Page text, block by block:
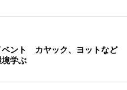
ベント カヤック、ヨットなど
学ぶ